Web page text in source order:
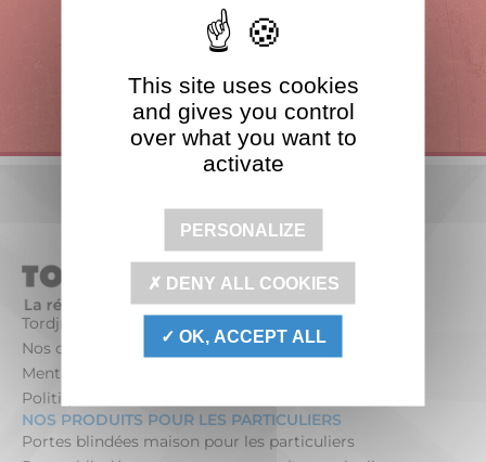
certifiés
Fabrication
Française
Tordjman Métal
Nos offres d’emploi
Mentions légales
Politique de confidentialité
NOS PRODUITS POUR LES PARTICULIERS
Portes blindées maison pour les particuliers
This site uses cookies
and gives you control
over what you want to
activate
PERSONALIZE
DENY ALL COOKIES
OK, ACCEPT ALL